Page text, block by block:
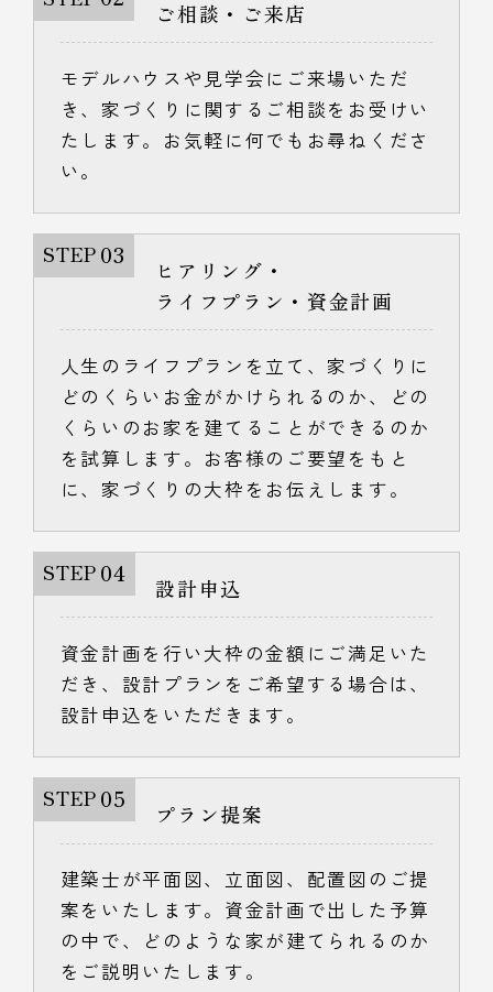
ご相談・ご来店
モデルハウスや見学会にご来場いただ
き、家づくりに関するご相談をお受けい
たします。お気軽に何でもお尋ねくださ
い。
STEP 03
ヒアリング・
ライフプラン・資金計画
人生のライフプランを立て、家づくりに
どのくらいお金がかけられるのか、どの
くらいのお家を建てることができるのか
を試算します。お客様のご要望をもと
に、家づくりの大枠をお伝えします。
STEP 04
設計申込
資金計画を行い大枠の金額にご満足いた
だき、設計プランをご希望する場合は、
設計申込をいただきます。
STEP 05
プラン提案
建築士が平面図、立面図、配置図のご提
案をいたします。資金計画で出した予算
の中で、どのような家が建てられるのか
をご説明いたします。